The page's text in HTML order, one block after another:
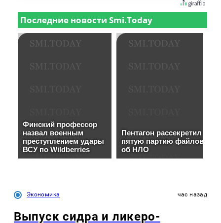
Экономика час назад
Выпуск сидра и ликеро-